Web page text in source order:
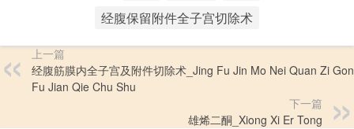
经腹保留附件全子宫切除术
上一篇
经腹筋膜内全子宫及附件切除术_Jing Fu Jin Mo Nei Quan Zi
Fu Jian Qie Chu Shu
下一篇
雄烯二酮_Xiong Xi Er Tong